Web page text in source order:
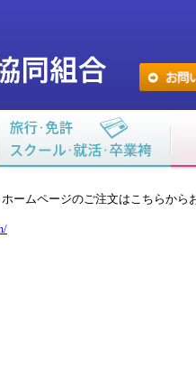
ームページのご注文はこちらから